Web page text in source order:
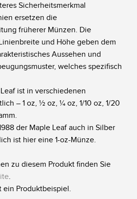
Sicherheitsmerkmal
ersetzen die
früherer Münzen. Die
und Höhe geben dem
Aussehen und
welches spezifisch
ist in verschiedenen
– 1 oz, ½ oz, ¼ oz, 1/10 oz, 1/20
der Maple Leaf auch in Silber
ist hier eine 1-oz-Münze.
zu diesem Produkt finden Sie
.
Produktbeispiel.